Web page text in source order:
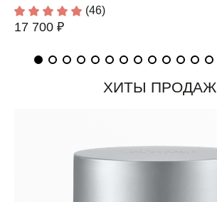
(46)
17 700 ₽
ХИТЫ ПРОДАЖ